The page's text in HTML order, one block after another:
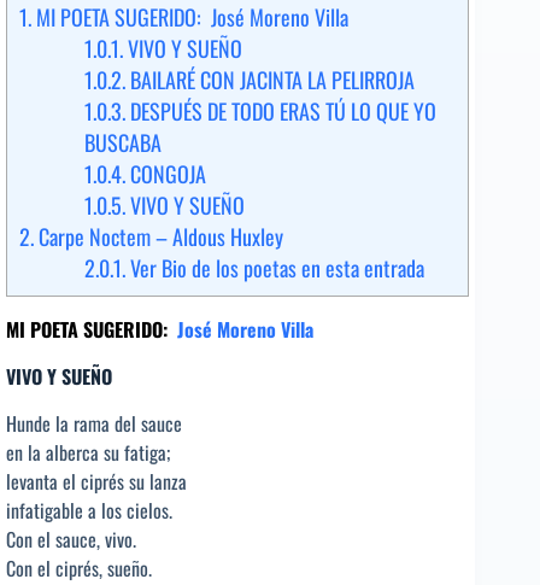
1.MI POETA SUGERIDO: José Moreno Villa
1.0.1.VIVO Y SUEÑO
1.0.2.BAILARÉ CON JACINTA LA PELIRROJA
1.0.3.DESPUÉS DE TODO ERAS TÚ LO QUE YO
BUSCABA
1.0.4.CONGOJA
1.0.5.VIVO Y SUEÑO
2.Carpe Noctem – Aldous Huxley
2.0.1.Ver Bio de los poetas en esta entrada
MI POETA SUGERIDO: José Moreno Villa
VIVO Y SUEÑO
Hunde la rama del sauce
en la alberca su fatiga;
levanta el ciprés su lanza
infatigable a los cielos.
Con el sauce, vivo.
Con el ciprés, sueño.